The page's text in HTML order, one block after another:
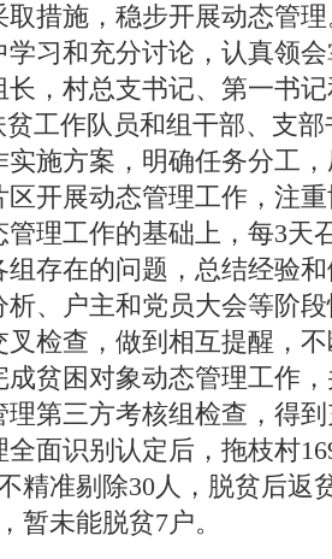
措施，稳步开展动态管
习和充分讨论，认真领
长，村总支书记、第一书
贫工作队员和组干部、支
实施方案，明确任务分工
开展动态管理工作，注
理工作的基础上，每3天
存在的问题，总结经验
析、户主和党员大会等阶
叉检查，做到相互提醒，
贫困对象动态管理工作
第三方考核组检查，得
面识别认定后，拖枝村
精准剔除30人，脱贫后返
暂未能脱贫7户。